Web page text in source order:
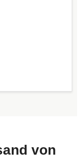
von